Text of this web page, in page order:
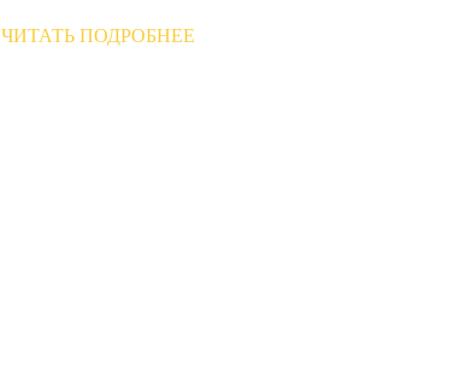
ЧИТАТЬ ПОДРОБНЕЕ